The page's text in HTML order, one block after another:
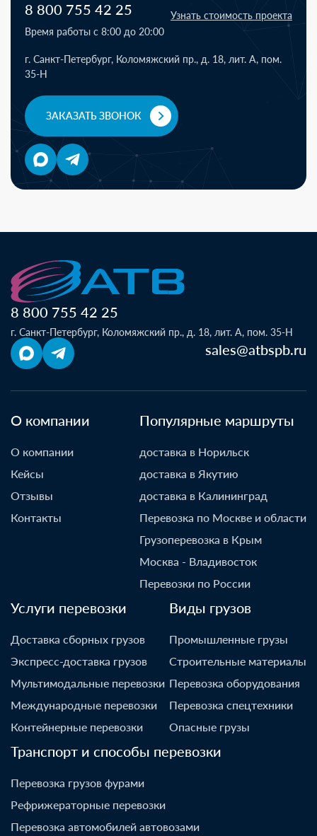
8 800 755 42 25
Время работы с 8:00 до 20:00
Узнать стоимость проекта
г. Санкт-Петербург, Коломяжский пр., д. 18, лит. А, пом.
35-Н
ЗАКАЗАТЬ ЗВОНОК
8 800 755 42 25
г. Санкт-Петербург, Коломяжский пр., д. 18, лит. А, пом. 35-Н
sales@atbspb.ru
О компании
О компании
Кейсы
Отзывы
Контакты
Популярные маршруты
доставка в Норильск
доставка в Якутию
доставка в Калининград
Перевозка по Москве и области
Грузоперевозка в Крым
Москва - Владивосток
Перевозки по России
Услуги перевозки
Доставка сборных грузов
Экспресс-доставка грузов
Мультимодальные перевозки
Международные перевозки
Контейнерные перевозки
Виды грузов
Промышленные грузы
Строительные материалы
Перевозка оборудования
Перевозка спецтехники
Опасные грузы
Транспорт и способы перевозки
Перевозка грузов фурами
Рефрижераторные перевозки
Перевозка автомобилей автовозами